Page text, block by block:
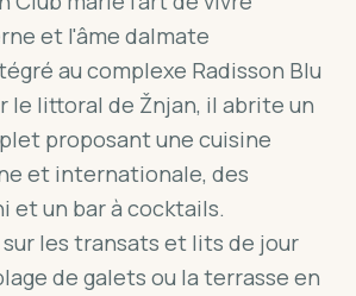
et l'âme dalmate
au complexe Radisson Blu
le littoral de Žnjan, il abrite un
proposant une cuisine
et internationale, des
et un bar à cocktails.
les transats et lits de jour
de galets ou la terrasse en